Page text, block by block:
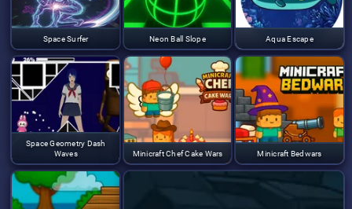
Space Surfer Neon Ball Slope Aqua Escape
Space Geometry Dash
Waves
Minicraft Chef Cake Wars Minicraft Bedwars